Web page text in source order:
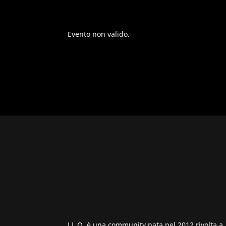
Evento non valido.